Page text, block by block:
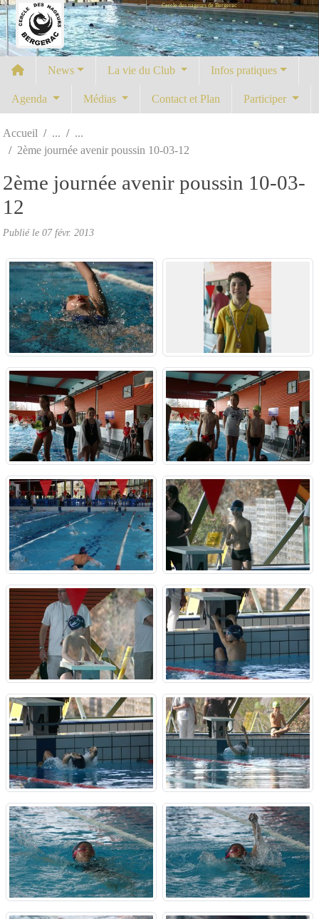
Cercle des nageurs de Bergerac
News La vie du Club Infos pratiques
Agenda Médias Contact et Plan Participer
Accueil
2ème journée avenir poussin 10-03-12
2ème journée avenir poussin 10-03-
12
Publié le 07 févr. 2013
Panneau de gestion des cookies